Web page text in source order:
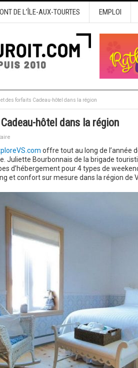
DE L’ÎLE-AUX-TOURTES EMPLOI
et des forfaits Cadeau-hôtel dans la région
hôtel dans la région
offre tout au long de l’année
Juliette Bourbonnais de la brigade
d’hébergement pour 4 types de
et confort sur mesure dans la région de